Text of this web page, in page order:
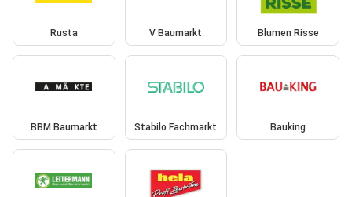
Rusta V Baumarkt Blumen Risse
BBM Baumarkt Stabilo Fachmarkt Bauking